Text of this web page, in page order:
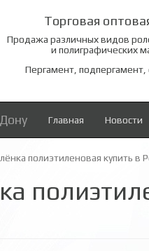
Торговая
Продажа различных видов
и полиграфических
Пергамент, подпергамент,
Главная Новости
полиэтиленовая купить в